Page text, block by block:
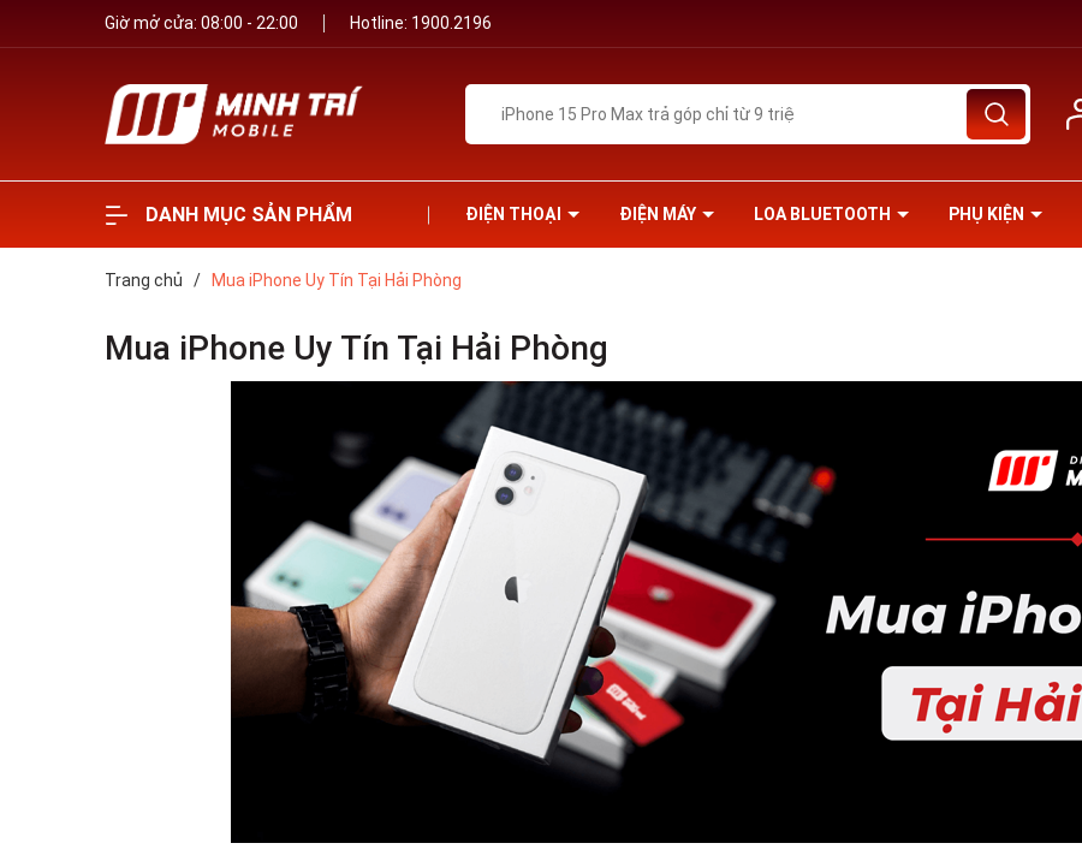
Giờ mở cửa: 08:00 - 22:00 Hotline: 1900.2196
DANH MỤC SẢN PHẨM ĐIỆN THOẠI ĐIỆN MÁY LOA BLUETOOTH PHỤ KIỆN
Trang chủ / Mua iPhone Uy Tín Tại Hải Phòng
Mua iPhone Uy Tín Tại Hải Phòng